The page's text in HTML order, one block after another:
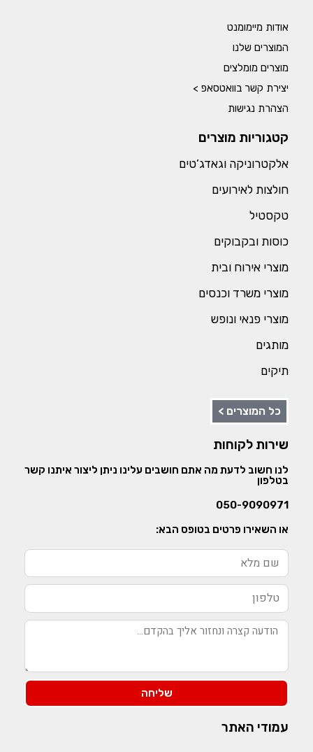
אודות מיימומנט
המוצרים שלנו
מוצרים מומלצים
יצירת קשר בוואטסאפ >
הצהרת נגישות
קטגוריות מוצרים
אלקטרוניקה וגאדג’טים
חולצות לאירועים
טקסטיל
כוסות ובקבוקים
מוצרי אירוח ובית
מוצרי משרד וכנסים
מוצרי פנאי ונופש
מותגים
תיקים
כל המוצרים >
שירות לקוחות
לנו חשוב לדעת מה אתם חושבים עלינו ניתן ליצור איתנו קשר
בטלפון
050-9090971
או השאירו פרטים בטופס הבא:
שליחה
עמודי האתר